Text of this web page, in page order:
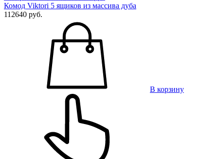
Комод Viktori 5 ящиков из массива дуба
112640 руб.
В корзину